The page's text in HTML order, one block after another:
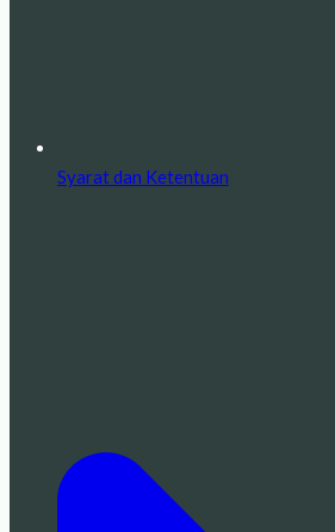
Syarat dan Ketentuan